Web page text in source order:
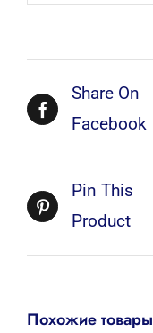
Share On
Facebook
Pin This
Product
Похожие товары